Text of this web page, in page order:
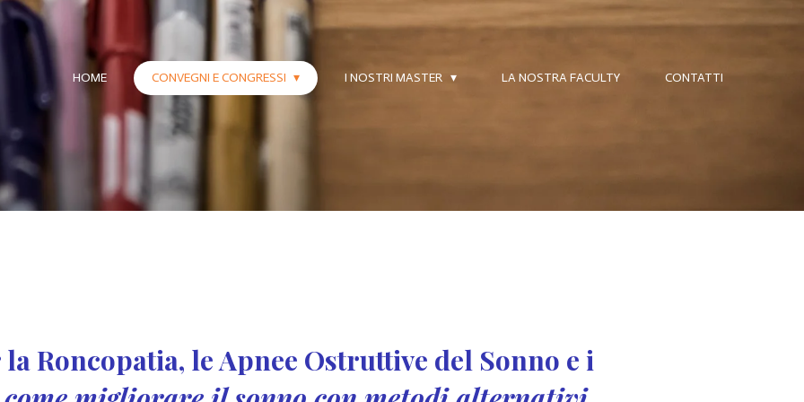
HOME CONVEGNI E CONGRESSI I NOSTRI MASTER LA NOSTRA FACULTY CONTATTI
Roncopatia, le Apnee Ostruttive del Sonno e i